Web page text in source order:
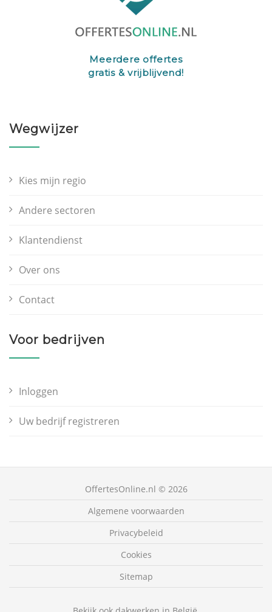
Meerdere offertes
gratis & vrijblijvend!
Wegwijzer
Kies mijn regio
Andere sectoren
Klantendienst
Over ons
Contact
Voor bedrijven
Inloggen
Uw bedrijf registreren
OffertesOnline.nl © 2026
Algemene voorwaarden
Privacybeleid
Cookies
Sitemap